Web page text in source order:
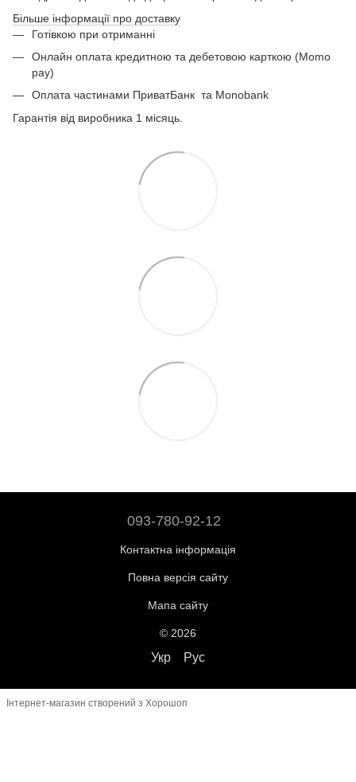
Більше інформації про доставку
Готівкою при отриманні
Онлайн оплата кредитною та дебетовою карткою (Momo
pay)
Оплата частинами ПриватБанк та Monobank
Гарантія від виробника 1 місяць.
093-780-92-12
Контактна інформація
Повна версія сайту
Мапа сайту
© 2026
Укр Рус
Інтернет-магазин створений з Хорошоп